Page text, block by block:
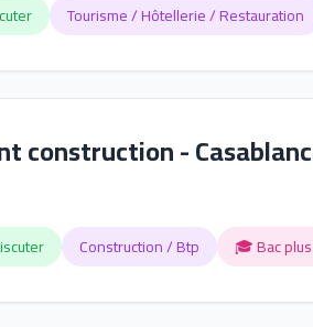
Tourisme / Hôtellerie / Restauration
construction -
Construction / Btp 🎓 Bac